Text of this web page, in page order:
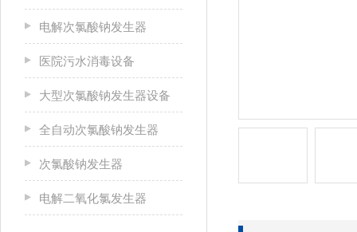
电解次氯酸钠发生器
医院污水消毒设备
大型次氯酸钠发生器设备
全自动次氯酸钠发生器
次氯酸钠发生器
电解二氧化氯发生器